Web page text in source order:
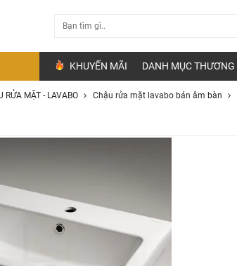
KHUYẾN MÃI DANH MỤC THƯƠNG
RỬA MẶT - LAVABO Chậu rửa mặt lavabo bán âm bàn